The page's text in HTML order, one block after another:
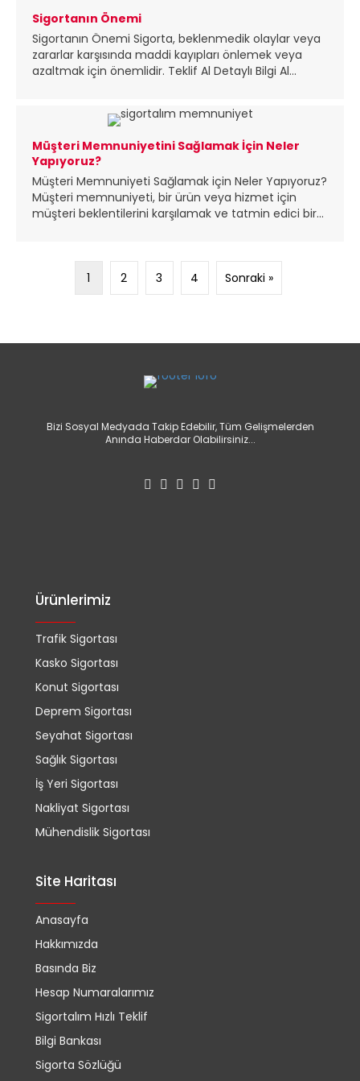
Sigortanın Önemi
Sigortanın Önemi Sigorta, beklenmedik olaylar veya
zararlar karşısında maddi kayıpları önlemek veya
azaltmak için önemlidir. Teklif Al Detaylı Bilgi Al...
Müşteri Memnuniyetini Sağlamak İçin Neler
Yapıyoruz?
Müşteri Memnuniyeti Sağlamak için Neler Yapıyoruz?
Müşteri memnuniyeti, bir ürün veya hizmet için
müşteri beklentilerini karşılamak ve tatmin edici bir...
1 2 3 4 Sonraki »
Bizi Sosyal Medyada Takip Edebilir, Tüm Gelişmelerden
Anında Haberdar Olabilirsiniz...
Ürünlerimiz
Trafik Sigortası
Kasko Sigortası
Konut Sigortası
Deprem Sigortası
Seyahat Sigortası
Sağlık Sigortası
İş Yeri Sigortası
Nakliyat Sigortası
Mühendislik Sigortası
Site Haritası
Anasayfa
Hakkımızda
Basında Biz
Hesap Numaralarımız
Sigortalım Hızlı Teklif
Bilgi Bankası
Sigorta Sözlüğü